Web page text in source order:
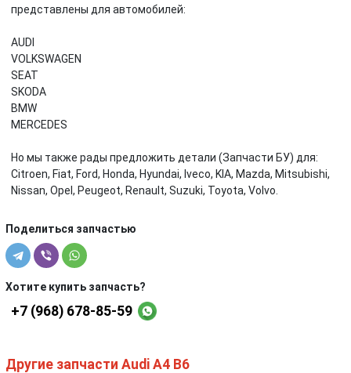
представлены для автомобилей:
AUDI
VOLKSWAGEN
SEAT
SKODA
BMW
MERCEDES
Но мы также рады предложить детали (Запчасти БУ) для:
Citroen, Fiat, Ford, Honda, Hyundai, Iveco, KIA, Mazda, Mitsubishi,
Nissan, Opel, Peugeot, Renault, Suzuki, Toyota, Volvo.
Поделиться запчастью
Хотите купить запчасть?
+7 (968) 678-85-59
Другие запчасти Audi A4 B6